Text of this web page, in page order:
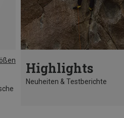
Highlights
Neuheiten & Testberichte